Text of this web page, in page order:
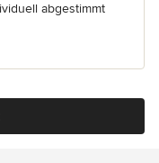
abgestimmt